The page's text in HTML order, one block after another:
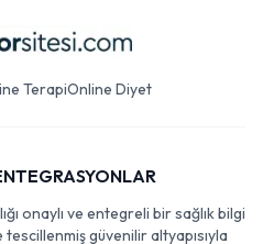
TerapiOnline Diyet
onaylı ve entegreli bir sağlık bilgi
güvenilir altyapısıyla